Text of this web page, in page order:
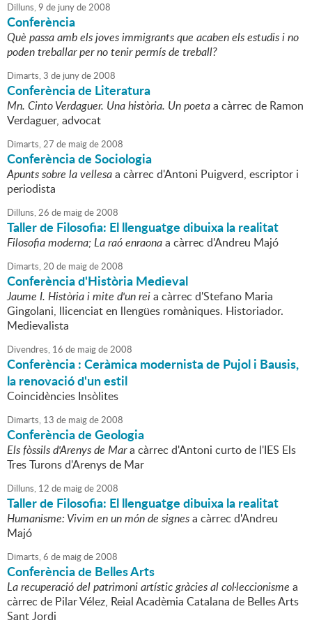
Dilluns,9 de junyde2008
Conferència
Què passa amb els joves immigrants que acaben els estudis i no
poden treballar per no tenir permís de treball?
Dimarts,3 de junyde2008
Conferència de Literatura
Mn. Cinto Verdaguer. Una història. Un poetaa càrrec de Ramon
Verdaguer, advocat
Dimarts,27 de maigde2008
Conferència de Sociologia
Apunts sobre la vellesaa càrrec d'Antoni Puigverd, escriptor i
periodista
Dilluns,26 de maigde2008
Taller de Filosofia: El llenguatge dibuixa la realitat
Filosofia moderna; La raó enraonaa càrrec d'Andreu Majó
Dimarts,20 de maigde2008
Conferència d'Història Medieval
Jaume I. Història i mite d'un reia càrrec d'Stefano Maria
Gingolani, llicenciat en llengües romàniques. Historiador.
Medievalista
Divendres, 16 de maigde2008
Conferència : Ceràmica modernista de Pujol i Bausis,
la renovació d'un estil
Coincidències Insòlites
Dimarts, 13 de maigde2008
Conferència de Geologia
Els fòssils d'Arenys de Mara càrrec d'Antoni curto de l'IES Els
Tres Turons d'Arenys de Mar
Dilluns, 12 de maigde2008
Taller de Filosofia: El llenguatge dibuixa la realitat
Humanisme: Vivim en un món de signesa càrrec d'Andreu
Majó
Dimarts,6 de maigde2008
Conferència de Belles Arts
La recuperació del patrimoni artístic gràcies al col·leccionisme a
càrrec de Pilar Vélez, Reial Acadèmia Catalana de Belles Arts
Sant Jordi